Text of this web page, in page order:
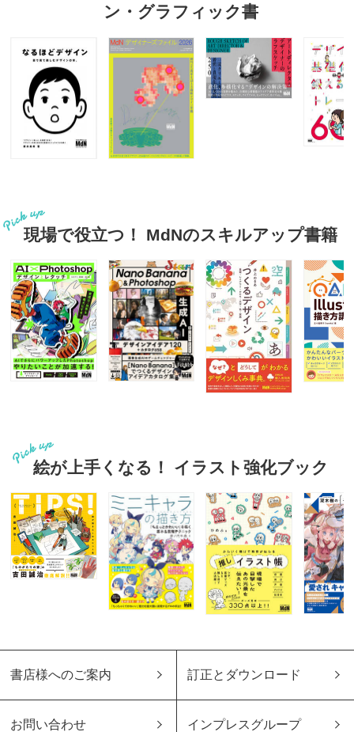
ン・グラフィック書
現場で役立つ！ MdNのスキルアップ書籍
絵が上手くなる！ イラスト強化ブック
書店様へのご案内 訂正とダウンロード
お問い合わせ インプレスグループ